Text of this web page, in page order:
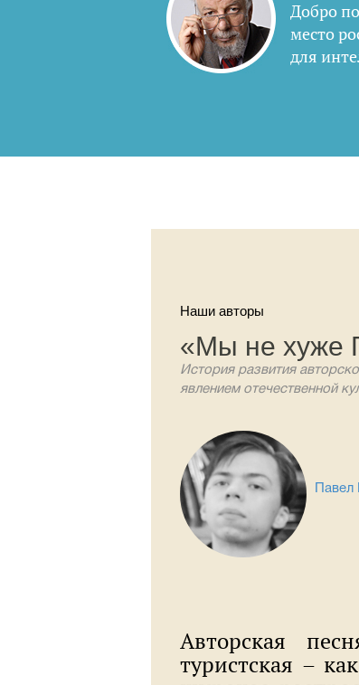
Добро
место
для
Наши авторы
«Мы не хуже
История развития
явлением отечественной
Павел
Авторская
туристская –